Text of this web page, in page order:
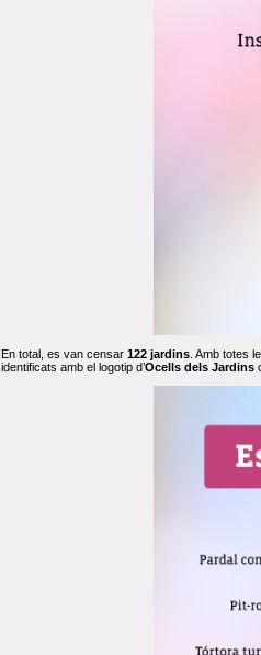
En total, es van censar 122 jardins . Amb totes
identificats amb el logotip d’Ocells dels Jardins